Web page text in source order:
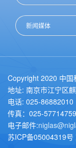
新闻媒体
Copyright 2020 中国
地址: 南京市江宁区
电话: 025-
传真：025-57714759
电子邮件:
苏ICP备05004319